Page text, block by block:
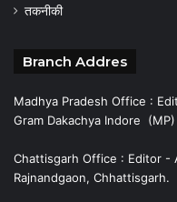
तकनीकी
Branch Addres
Madhya Pradesh Office :
Gram Dakachya Indore
Chattisgarh Office : Editor -
Rajnandgaon, Chhattisgarh.